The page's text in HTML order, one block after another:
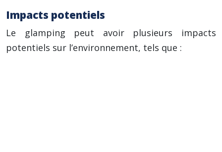
Impacts potentiels
Le glamping peut avoir plusieurs impacts
potentiels sur l’environnement, tels que :